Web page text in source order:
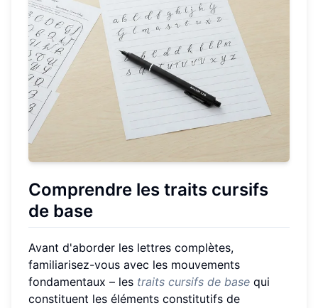
Comprendre les traits cursifs
de base
Avant d'aborder les lettres complètes,
familiarisez-vous avec les mouvements
fondamentaux – les traits cursifs de base qui
constituent les éléments constitutifs de